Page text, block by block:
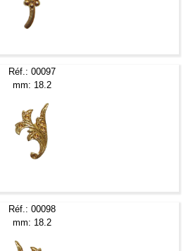
Réf.: 00097
mm: 18.2
Réf.: 00098
mm: 18.2